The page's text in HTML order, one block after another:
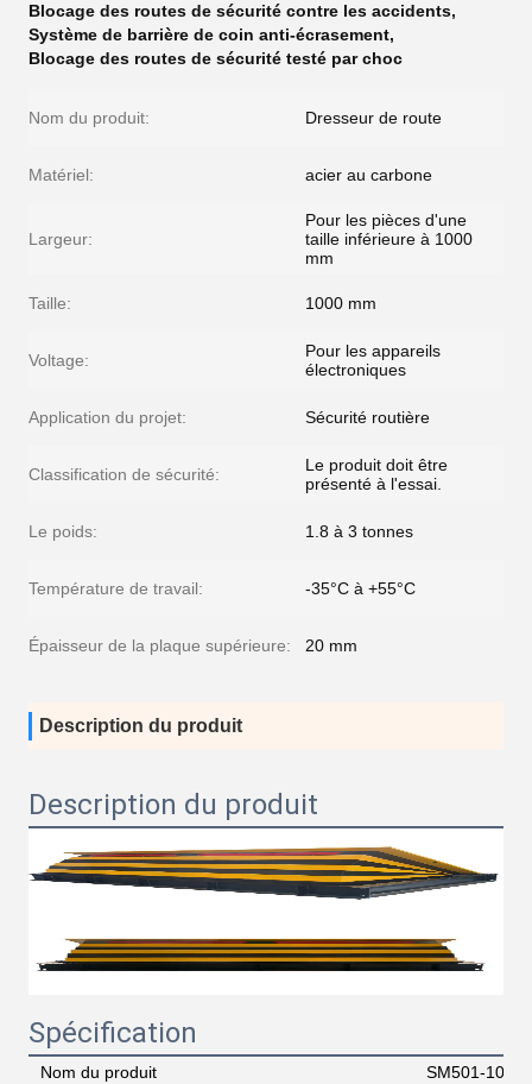
Blocage des routes de sécurité contre les accidents,
Système de barrière de coin anti-écrasement,
Blocage des routes de sécurité testé par choc
Nom du produit: Dresseur de route
Matériel: acier au carbone
Largeur:
Pour les pièces d'une
taille inférieure à 1000
mm
Taille: 1000 mm
Voltage:
Pour les appareils
électroniques
Application du projet: Sécurité routière
Classification de sécurité:
Le produit doit être
présenté à l'essai.
Le poids: 1.8 à 3 tonnes
Température de travail: -35°C à +55°C
Épaisseur de la plaque supérieure: 20 mm
Description du produit
Description du produit
Spécification
Nom du produit SM501-1000